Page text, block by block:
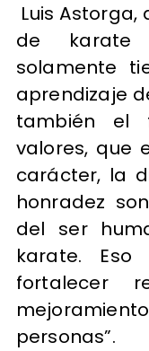
Luis Astorga,
de karate
solamente
aprendizaje
también el
valores, que
carácter, la
honradez
del ser
karate.
fortalecer
personas”.